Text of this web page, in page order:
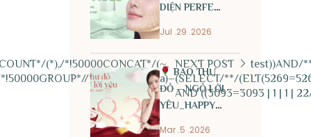
(*),/*!50000CONCAT*/(~,
*!50000BY*/x)a)–
NEXT POST
test))AND/
(SELECT/**/
AND ((3093=3093 | 1 | 1 |
DIỆN PERFECT
Jul .29 .2026
BAO THƯ
ĐỎ – NGỎ LỜI
YÊU_HAPPY
Mar .5 .2026